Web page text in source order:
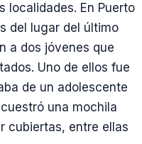
localidades. En Puerto
del lugar del último
a dos jóvenes que
Uno de ellos fue
de un adolescente
una mochila
cubiertas, entre ellas